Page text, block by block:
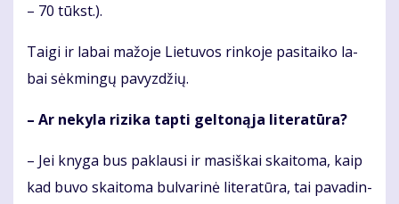
– 70 tūkst.).
Tai­gi ir la­bai ma­žo­je Lie­tu­vos rin­ko­je pa­si­tai­ko la­
bai sėk­min­gų pa­vyz­džių.
– Ar ne­ky­la ri­zi­ka tap­ti gel­to­ną­ja li­te­ra­tū­ra?
– Jei kny­ga bus pa­klau­si ir ma­siš­kai skai­to­ma, kaip
kad bu­vo skai­to­ma bul­va­ri­nė li­te­ra­tū­ra, tai pa­va­din­